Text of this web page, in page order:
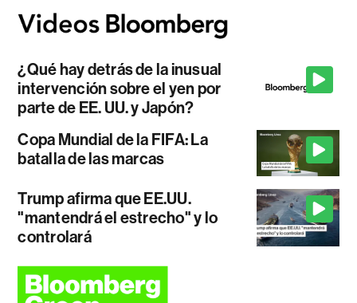
¿Qué hay detrás de la inusual
intervención sobre el yen por
parte de EE. UU. y Japón?
Copa Mundial de la FIFA: La
batalla de las marcas
Trump afirma que EE.UU.
"mantendrá el estrecho" y lo
controlará